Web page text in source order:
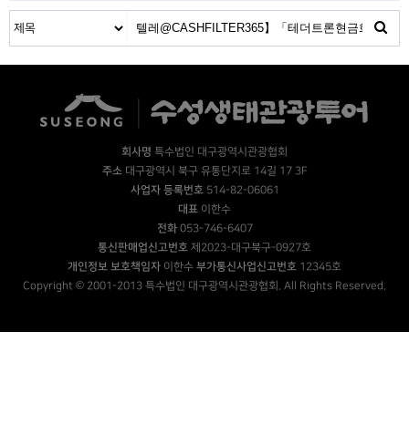
회사명 특수법인 대구광역시관광협회
주소대구광역시 북구 유통단지로 14길 17 3F
사업자 등록번호514-82-06061
대표 이한수
전화053-746-6407
통신판매업신고번호 제2023-대구북구-0927호
개인정보 보호책임자 이한수 부가통신사업신고번호 12345호
Copyright © 2001-2013 특수법인 대구광역시관광협회. All Rights Reserved.